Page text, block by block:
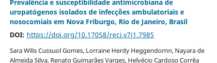
Prevalência e susceptibilidade antimicrobiana de
uropatógenos isolados de infecções ambulatoriais e
nosocomiais em Nova Friburgo, Rio de Janeiro, Brasil
DOI: https://doi.org/10.17058/reci.v7i1.7985
Sara Wilis Cussuol Gomes, Lorraine Herdy Heggendornn, Nayara de
Almeida Silva, Renato Guimarães Varges, Helvécio Cardoso Corrêa